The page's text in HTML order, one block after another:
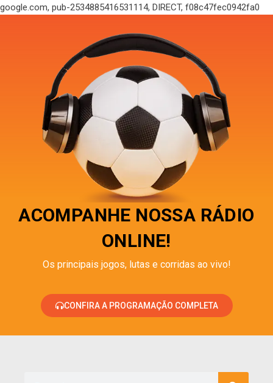
google.com, pub-2534885416531114, DIRECT, f08c47fec0942fa0
ACOMPANHE NOSSA RÁDIO
ONLINE!
Os principais jogos, lutas e corridas ao vivo!
CONFIRA A PROGRAMAÇÃO COMPLETA